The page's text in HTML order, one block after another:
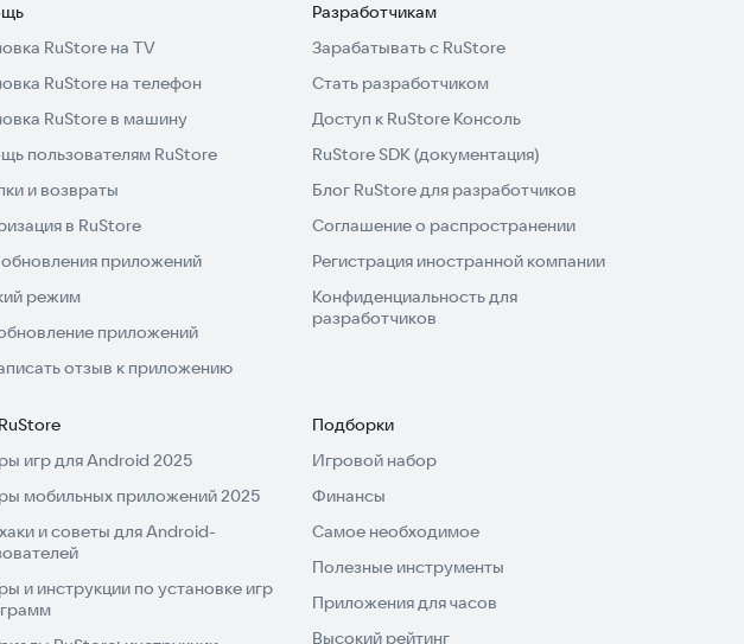
RuStore на TV
RuStore на телефон
RuStore в машину
пользователям RuStore
и возвраты
в RuStore
приложений
режим
приложений
отзыв к приложению
Разработчикам
Зарабатывать с RuStore
Стать разработчиком
Доступ к RuStore Консоль
RuStore SDK (документация)
Блог RuStore для разработчиков
Соглашение о распространении
Регистрация иностранной компании
Конфиденциальность для
разработчиков
игр для Android 2025
мобильных приложений 2025
и советы для Android-
и инструкции по установке игр
Подборки
Игровой набор
Финансы
Самое необходимое
Полезные инструменты
Приложения для часов
Высокий рейтинг